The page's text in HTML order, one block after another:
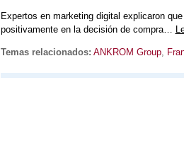
Expertos en marketing digital explicaron
positivamente en la decisión de compra…
Temas relacionados: ANKROM Group,